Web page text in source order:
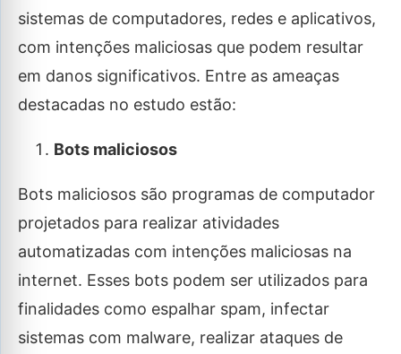
sistemas de computadores, redes e aplicativos,
com intenções maliciosas que podem resultar
em danos significativos. Entre as ameaças
destacadas no estudo estão:
Bots maliciosos
Bots maliciosos são programas de computador
projetados para realizar atividades
automatizadas com intenções maliciosas na
internet. Esses bots podem ser utilizados para
finalidades como espalhar spam, infectar
sistemas com malware, realizar ataques de